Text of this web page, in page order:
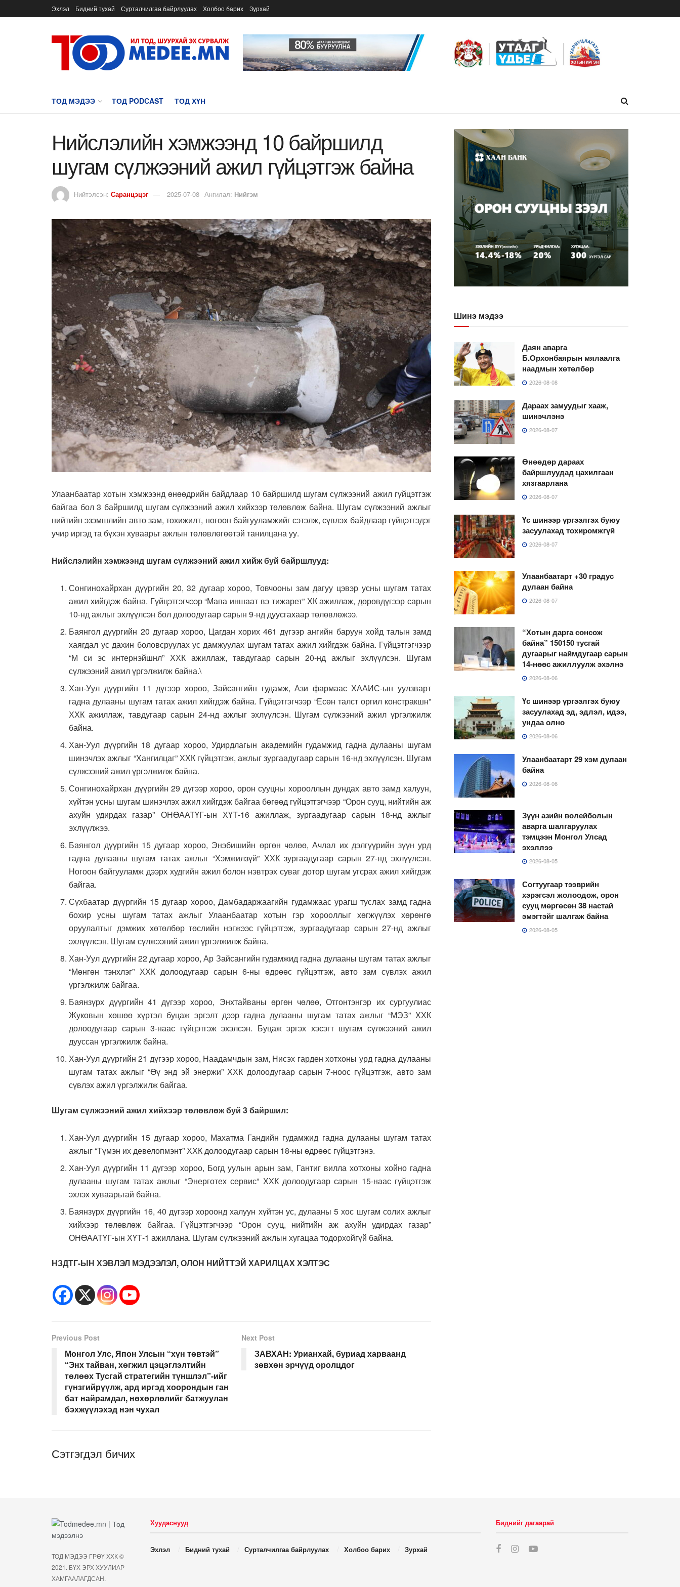
Эхлэл Бидний тухай Сурталчилгаа байрлуулах Холбоо барих Зурхай
ТОД МЭДЭЭ ТОД PODCAST ТОД ХҮН
Нийслэлийн хэмжээнд 10 байршилд
шугам сүлжээний ажил гүйцэтгэж байна
Нийтэлсэн: Саранцэцэг 2025-07-08 Ангилал: Нийгэм
Улаанбаатар хотын хэмжээнд өнөөдрийн байдлаар 10 байршилд шугам сүлжээний ажил гүйцэтгэж
байгаа бол 3 байршилд шугам сүлжээний ажил хийхээр төлөвлөж байна. Шугам сүлжээний ажлыг
нийтийн эзэмшлийн авто зам, тохижилт, ногоон байгууламжийг сэтэлж, сүвлэх байдлаар гүйцэтгэдэг
учир иргэд та бүхэн хуваарьт ажлын төлөвлөгөөтэй танилцана уу.
Нийслэлийн хэмжээнд шугам сүлжээний ажил хийж буй байршлууд:
Сонгинохайрхан дүүргийн 20, 32 дугаар хороо, Товчооны зам дагуу цэвэр усны шугам татах
ажил хийгдэж байна. Гүйцэтгэгчээр “Мапа иншаат вэ тижарет” ХК ажиллаж, дөрөвдүгээр сарын
10-нд ажлыг эхлүүлсэн бол долоодугаар сарын 9-нд дуусгахаар төлөвлөжээ.
Баянгол дүүргийн 20 дугаар хороо, Цагдан хорих 461 дүгээр ангийн баруун хойд талын замд
хаягдал ус дахин боловсруулах ус дамжуулах шугам татах ажил хийгдэж байна. Гүйцэтгэгчээр
“М си эс интернэйшнл” ХХК ажиллаж, тавдугаар сарын 20-нд ажлыг эхлүүлсэн. Шугам
сүлжээний ажил үргэлжилж байна.\
Хан-Уул дүүргийн 11 дүгээр хороо, Зайсангийн гудамж, Ази фармаас ХААИС-ын уулзварт
гадна дулааны шугам татах ажил хийгдэж байна. Гүйцэтгэгчээр “Есөн талст оргил констракшн”
ХХК ажиллаж, тавдугаар сарын 24-нд ажлыг эхлүүлсэн. Шугам сүлжээний ажил үргэлжилж
байна.
Хан-Уул дүүргийн 18 дугаар хороо, Удирдлагын академийн гудамжид гадна дулааны шугам
шинэчлэх ажлыг “Хангилцаг” ХХК гүйцэтгэж, ажлыг зургаадугаар сарын 16-нд эхлүүлсэн. Шугам
сүлжээний ажил үргэлжилж байна.
Сонгинохайрхан дүүргийн 29 дүгээр хороо, орон сууцны хорооллын дундах авто замд халуун,
хүйтэн усны шугам шинэчлэх ажил хийгдэж байгаа бөгөөд гүйцэтгэгчээр “Орон сууц, нийтийн аж
ахуйн удирдах газар” ОНӨААТҮГ-ын ХҮТ-16 ажиллаж, зургаадугаар сарын 18-нд ажлыг
эхлүүлжээ.
Баянгол дүүргийн 15 дугаар хороо, Энэбишийн өргөн чөлөө, Ачлал их дэлгүүрийн зүүн урд
гадна дулааны шугам татах ажлыг “Хэмжилзүй” ХХК зургаадугаар сарын 27-нд эхлүүлсэн.
Ногоон байгууламж дээрх худгийн ажил болон нэвтрэх суваг дотор шугам угсрах ажил хийгдэж
байгаа.
Сүхбаатар дүүргийн 15 дугаар хороо, Дамбадаржаагийн гудамжаас урагш туслах замд гадна
бохир усны шугам татах ажлыг Улаанбаатар хотын гэр хорооллыг хөгжүүлэх хөрөнгө
оруулалтыг дэмжих хөтөлбөр төслийн нэгжээс гүйцэтгэж, зургаадугаар сарын 27-нд ажлыг
эхлүүлсэн. Шугам сүлжээний ажил үргэлжилж байна.
Хан-Уул дүүргийн 22 дугаар хороо, Ар Зайсангийн гудамжид гадна дулааны шугам татах ажлыг
“Мөнгөн тэнхлэг” ХХК долоодугаар сарын 6-ны өдрөөс гүйцэтгэж, авто зам сүвлэх ажил
үргэлжилж байгаа.
Баянзүрх дүүргийн 41 дүгээр хороо, Энхтайваны өргөн чөлөө, Отгонтэнгэр их сургуулиас
Жуковын хөшөө хүртэл буцаж эргэлт дээр гадна дулааны шугам татах ажлыг “МЭЗ” ХХК
долоодугаар сарын 3-наас гүйцэтгэж эхэлсэн. Буцаж эргэх хэсэгт шугам сүлжээний ажил
дууссан үргэлжилж байна.
Хан-Уул дүүргийн 21 дүгээр хороо, Наадамчдын зам, Нисэх гарден хотхоны урд гадна дулааны
шугам татах ажлыг “Өү энд эй энержи” ХХК долоодугаар сарын 7-ноос гүйцэтгэж, авто зам
сүвлэх ажил үргэлжилж байгаа.
Шугам сүлжээний ажил хийхээр төлөвлөж буй 3 байршил:
Хан-Уул дүүргийн 15 дугаар хороо, Махатма Гандийн гудамжид гадна дулааны шугам татах
ажлыг “Түмэн их девелопмэнт” ХХК долоодугаар сарын 18-ны өдрөөс гүйцэтгэнэ.
Хан-Уул дүүргийн 11 дүгээр хороо, Богд уулын арын зам, Гантиг вилла хотхоны хойно гадна
дулааны шугам татах ажлыг “Энерготех сервис” ХХК долоодугаар сарын 15-наас гүйцэтгэж
эхлэх хуваарьтай байна.
Баянзүрх дүүргийн 16, 40 дүгээр хороонд халуун хүйтэн ус, дулааны 5 хос шугам солих ажлыг
хийхээр төлөвлөж байгаа. Гүйцэтгэгчээр “Орон сууц, нийтийн аж ахуйн удирдах газар”
ОНӨААТҮГ-ын ХҮТ-1 ажиллана. Шугам сүлжээний ажлын хугацаа тодорхойгүй байна.
НЗДТГ-ЫН ХЭВЛЭЛ МЭДЭЭЛЭЛ, ОЛОН НИЙТТЭЙ ХАРИЛЦАХ ХЭЛТЭС
Previous Post
Монгол Улс, Япон Улсын “хүн төвтэй”
“Энх тайван, хөгжил цэцэглэлтийн
төлөөх Тусгай стратегийн түншлэл”-ийг
гүнзгийрүүлж, ард иргэд хоорондын ган
бат найрамдал, нөхөрлөлийг батжуулан
бэхжүүлэхэд нэн чухал
Next Post
ЗАВХАН: Урианхай, буриад харваанд
зөвхөн эрчүүд оролцдог
Сэтгэгдэл бичих
Шинэ мэдээ
Даян аварга
Б.Орхонбаярын мялаалга
наадмын хөтөлбөр
2026-08-08
Дараах замуудыг хааж,
шинэчлэнэ
2026-08-07
Өнөөдөр дараах
байршлуудад цахилгаан
хязгаарлана
2026-08-07
Үс шинээр үргээлгэх буюу
засуулахад тохиромжгүй
2026-08-07
Улаанбаатарт +30 градус
дулаан байна
2026-08-07
“Хотын дарга сонсож
байна” 150150 тусгай
дугаарыг наймдугаар сарын
14-нөөс ажиллуулж эхэлнэ
2026-08-06
Үс шинээр үргээлгэх буюу
засуулахад эд, эдлэл, идээ,
ундаа олно
2026-08-06
Улаанбаатарт 29 хэм дулаан
байна
2026-08-06
Зүүн азийн волейболын
аварга шалгаруулах
тэмцээн Монгол Улсад
эхэллээ
2026-08-05
Согтуугаар тээврийн
хэрэгсэл жолоодож, орон
сууц мөргөсөн 38 настай
эмэгтэйг шалгаж байна
2026-08-05
ТОД МЭДЭЭ ГРӨҮ ХХК ©
2021. БҮХ ЭРХ ХУУЛИАР
ХАМГААЛАГДСАН.
Хуудаснууд
Эхлэл Бидний тухай Сурталчилгаа байрлуулах Холбоо барих Зурхай
Биднийг дагаарай